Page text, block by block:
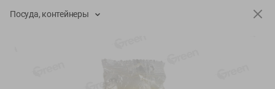
Посуда, контейнеры